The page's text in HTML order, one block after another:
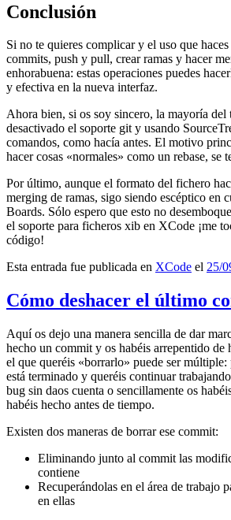
Conclusión
Si no te quieres complicar y el uso que
commits, push y pull, crear ramas y hacer
enhorabuena: estas operaciones puedes
y efectiva en la nueva interfaz.
Ahora bien, si os soy sincero, la mayoría del
desactivado el soporte git y usando
comandos, como hacía antes. El motivo
hacer cosas «normales» como un rebase, se
Por último, aunque el formato del fichero
merging de ramas, sigo siendo escéptico en
Boards. Sólo espero que esto no
el soporte para ficheros xib en XCode ¡me
código!
Esta entrada fue publicada en XCode el 25/
Cómo deshacer el último
Aquí os dejo una manera sencilla de dar
hecho un commit y os habéis arrepentido
el que queréis «borrarlo» puede ser
está terminado y queréis continuar
bug sin daos cuenta o sencillamente os
habéis hecho antes de tiempo.
Existen dos maneras de borrar ese commit:
Eliminando junto al commit las
contiene
Recuperándolas en el área de trabajo
en ellas